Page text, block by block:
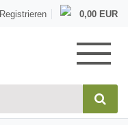
Registrieren 0,00 EUR